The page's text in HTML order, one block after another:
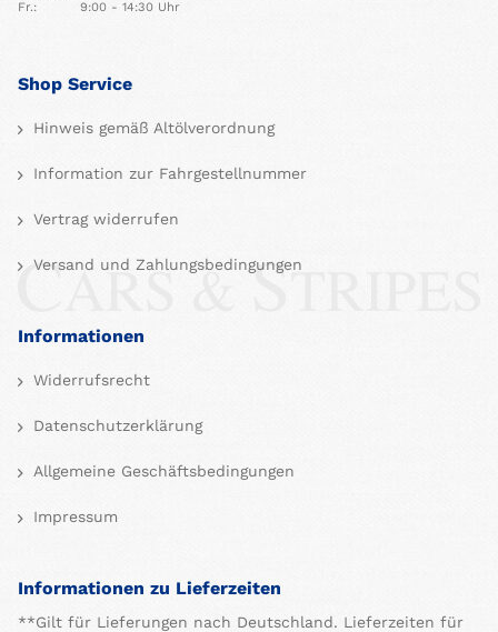
Fr.:
9:00 - 14:30 Uhr
Shop Service
Hinweis gemäß Altölverordnung
Information zur Fahrgestellnummer
Vertrag widerrufen
Versand und Zahlungsbedingungen
Informationen
Widerrufsrecht
Datenschutzerklärung
Allgemeine Geschäftsbedingungen
Impressum
Informationen zu Lieferzeiten
**Gilt für Lieferungen nach Deutschland. Lieferzeiten für